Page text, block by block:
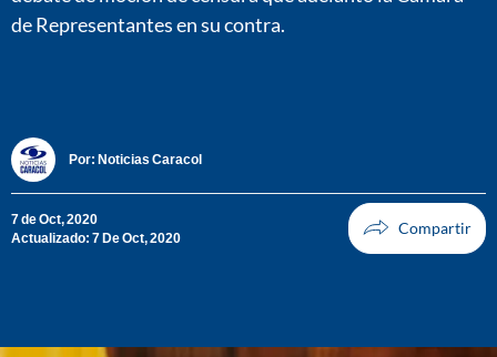
de Representantes en su contra.
Por: Noticias Caracol
7 de Oct, 2020
Actualizado: 7 De Oct, 2020